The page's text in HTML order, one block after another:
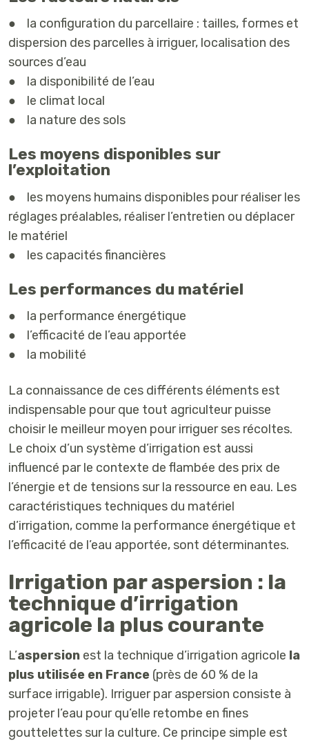
● la configuration du parcellaire : tailles, formes et
dispersion des parcelles à irriguer, localisation des
sources d’eau
● la disponibilité de l’eau
● le climat local
● la nature des sols
Les moyens disponibles sur
l’exploitation
● les moyens humains disponibles pour réaliser les
réglages préalables, réaliser l’entretien ou déplacer
le matériel
● les capacités financières
Les performances du matériel
● la performance énergétique
● l’efficacité de l’eau apportée
● la mobilité
La connaissance de ces différents éléments est
indispensable pour que tout agriculteur puisse
choisir le meilleur moyen pour irriguer ses récoltes.
Le choix d’un système d’irrigation est aussi
influencé par le contexte de flambée des prix de
l’énergie et de tensions sur la ressource en eau. Les
caractéristiques techniques du matériel
d’irrigation, comme la performance énergétique et
l’efficacité de l’eau apportée, sont déterminantes.
Irrigation par aspersion : la
technique d’irrigation
agricole la plus courante
L’aspersion est la technique d’irrigation agricole la
plus utilisée en France (près de 60 % de la
surface irrigable). Irriguer par aspersion consiste à
projeter l’eau pour qu’elle retombe en fines
gouttelettes sur la culture. Ce principe simple est